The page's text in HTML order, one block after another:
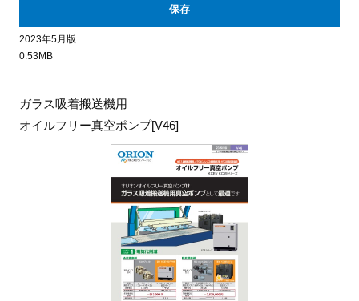
保存
2023年5月版
0.53MB
ガラス吸着搬送機用
オイルフリー真空ポンプ[V46]